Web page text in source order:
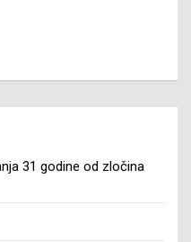
31 godine od zločina